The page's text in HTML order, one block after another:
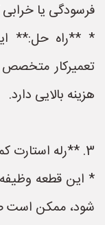
فرسودگی یا
* **راه حل:**
تعمیرکار متخصص
هزینه بالایی دارد.
* این قطعه وظیفه
شود، ممکن است